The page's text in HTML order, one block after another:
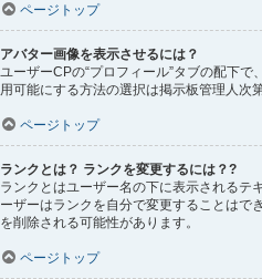
ページトップ
アバター画像を表示させるには？
ユーザーCPの“プロフィール”タブの配下
用可能にする方法の選択は掲示板管理人次
ページトップ
ランクとは？ ランクを変更するには？?
ランクとはユーザー名の下に表示されるテ
ーザーはランクを自分で変更することはで
を削除される可能性があります。
ページトップ